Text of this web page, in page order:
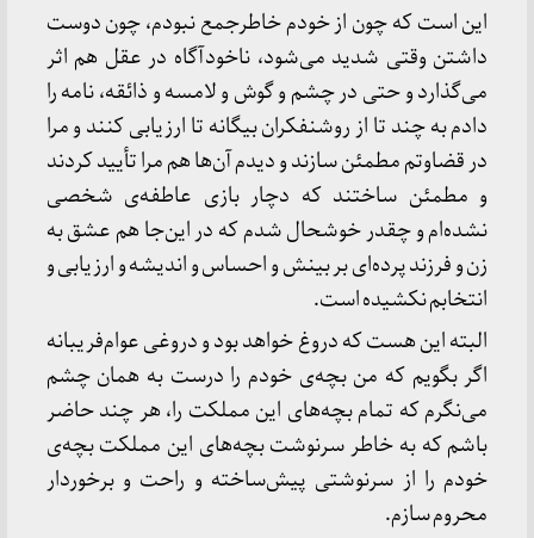
این است که چون از خودم خاطرجمع نبودم، چون دوست
داشتن وقتی شدید می‌شود، ناخودآگاه در عقل هم اثر
می‌گذارد و حتی در چشم و گوش و لامسه و ذائقه، نامه را
دادم به چند تا از روشنفکران بیگانه تا ارزیابی کنند و مرا
در قضاوتم مطمئن سازند و دیدم آن‌ها هم مرا تأیید کردند
و مطمئن ساختند که دچار بازی عاطفه‌ی شخصی
نشده‌ام و چقدر خوشحال شدم که در این‌جا هم عشق به
زن و فرزند پرده‌ای بر بینش و احساس و اندیشه و ارزیابی و
انتخابم نکشیده است.
البته این هست که دروغ خواهد بود و دروغی عوام‌فریبانه
اگر بگویم که من بچه‌ی خودم را درست به همان چشم
می‌نگرم که تمام بچه‌های این مملکت را، هر چند حاضر
باشم که به خاطر سرنوشت بچه‌های این مملکت بچه‌ی
خودم را از سرنوشتی پیش‌ساخته و راحت و برخوردار
محروم سازم.